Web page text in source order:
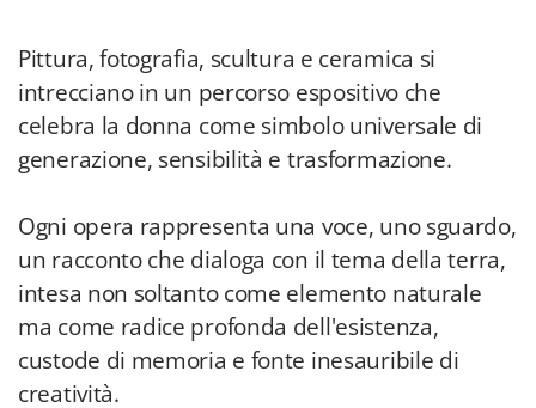
Pittura, fotografia, scultura e ceramica si
intrecciano in un percorso espositivo che
celebra la donna come simbolo universale di
generazione, sensibilità e trasformazione.
Ogni opera rappresenta una voce, uno sguardo,
un racconto che dialoga con il tema della terra,
intesa non soltanto come elemento naturale
ma come radice profonda dell'esistenza,
custode di memoria e fonte inesauribile di
creatività.